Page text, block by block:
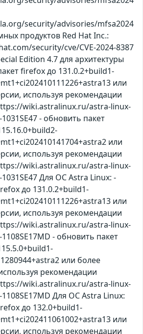
security/advisories/mfsa2024
продуктов Red Hat Inc.:
security/cve/CVE-2024-8387
Edition 4.7 для архитектуры
firefox до 131.0.2+build1-
или
используя рекомендации
wiki.astralinux.ru/astra-linux-
- обновить пакет
или
используя рекомендации
wiki.astralinux.ru/astra-linux-
Для ОС Astra Linux: -
до 131.0.2+build1-
или
используя рекомендации
wiki.astralinux.ru/astra-linux-
- обновить пакет
или более
рекомендации
wiki.astralinux.ru/astra-linux-
Для ОС Astra Linux:
до 132.0+build1-
или
используя рекомендации